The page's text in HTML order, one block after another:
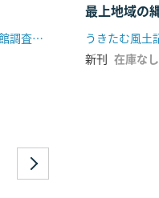
中国・四国地区城館調査検討会
最上地域の
新刊 在庫なし